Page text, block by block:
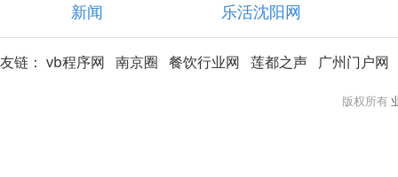
新闻 乐活沈阳网
友链： vb程序网 南京圈 餐饮行业网 莲都之声 广州门户网
版权所有